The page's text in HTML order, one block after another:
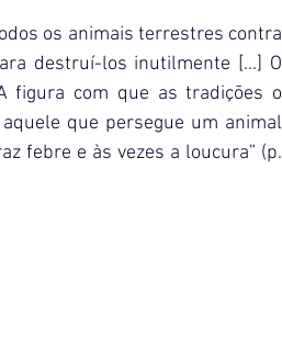
os animais terrestres contra
destruí-los inutilmente [...] O
figura com que as tradições o
que persegue um animal
febre e às vezes a loucura” (p.